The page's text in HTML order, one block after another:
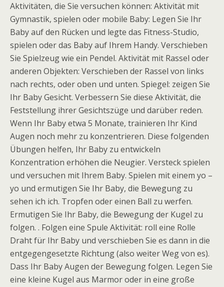
Aktivitäten, die Sie versuchen können: Aktivität mit
Gymnastik, spielen oder mobile Baby: Legen Sie Ihr
Baby auf den Rücken und legte das Fitness-Studio,
spielen oder das Baby auf Ihrem Handy. Verschieben
Sie Spielzeug wie ein Pendel. Aktivität mit Rassel oder
anderen Objekten: Verschieben der Rassel von links
nach rechts, oder oben und unten. Spiegel: zeigen Sie
Ihr Baby Gesicht. Verbessern Sie diese Aktivität, die
Feststellung ihrer Gesichtszüge und darüber reden.
Wenn Ihr Baby etwa 5 Monate, trainieren Ihr Kind
Augen noch mehr zu konzentrieren. Diese folgenden
Übungen helfen, Ihr Baby zu entwickeln
Konzentration erhöhen die Neugier. Versteck spielen
und versuchen mit Ihrem Baby. Spielen mit einem yo –
yo und ermutigen Sie Ihr Baby, die Bewegung zu
sehen ich ich. Tropfen oder einen Ball zu werfen.
Ermutigen Sie Ihr Baby, die Bewegung der Kugel zu
folgen. . Folgen eine Spule Aktivität: roll eine Rolle
Draht für Ihr Baby und verschieben Sie es dann in die
entgegengesetzte Richtung (also weiter Weg von es).
Dass Ihr Baby Augen der Bewegung folgen. Legen Sie
eine kleine Kugel aus Marmor oder in eine große